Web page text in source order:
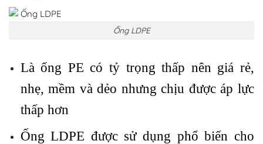
Ống LDPE
Là ống PE có tỷ trọng thấp nên giá rẻ,
nhẹ, mềm và dẻo nhưng chịu được áp lực
thấp hơn
Ống LDPE được sử dụng phổ biến cho